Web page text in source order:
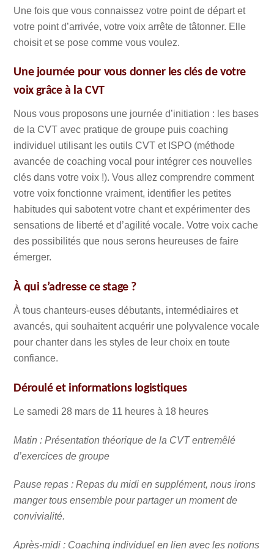
Une fois que vous connaissez votre point de départ et
votre point d’arrivée, votre voix arrête de tâtonner. Elle
choisit et se pose comme vous voulez.
Une journée pour vous donner les clés de votre
voix grâce à la CVT
Nous vous proposons une journée d’initiation : les bases
de la CVT avec pratique de groupe puis coaching
individuel utilisant les outils CVT et ISPO (méthode
avancée de coaching vocal pour intégrer ces nouvelles
clés dans votre voix !). Vous allez comprendre comment
votre voix fonctionne vraiment, identifier les petites
habitudes qui sabotent votre chant et expérimenter des
sensations de liberté et d’agilité vocale. Votre voix cache
des possibilités que nous serons heureuses de faire
émerger.
À qui s’adresse ce stage ?
À tous chanteurs-euses débutants, intermédiaires et
avancés, qui souhaitent acquérir une polyvalence vocale
pour chanter dans les styles de leur choix en toute
confiance.
Déroulé et informations logistiques
Le samedi 28 mars de 11 heures à 18 heures
Matin : Présentation théorique de la CVTentremêlé
d’exercices de groupe
Pause repas :Repas du midi en supplément, nous irons
manger tous ensemble pour partager un moment de
convivialité.
Après-midi : Coaching individuel en lien avec les notions